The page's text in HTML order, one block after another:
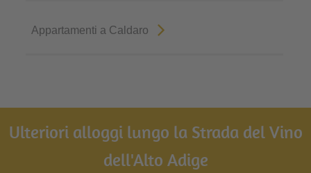
Appartamenti a Caldaro
Ulteriori alloggi lungo la Strada del Vino
dell'Alto Adige